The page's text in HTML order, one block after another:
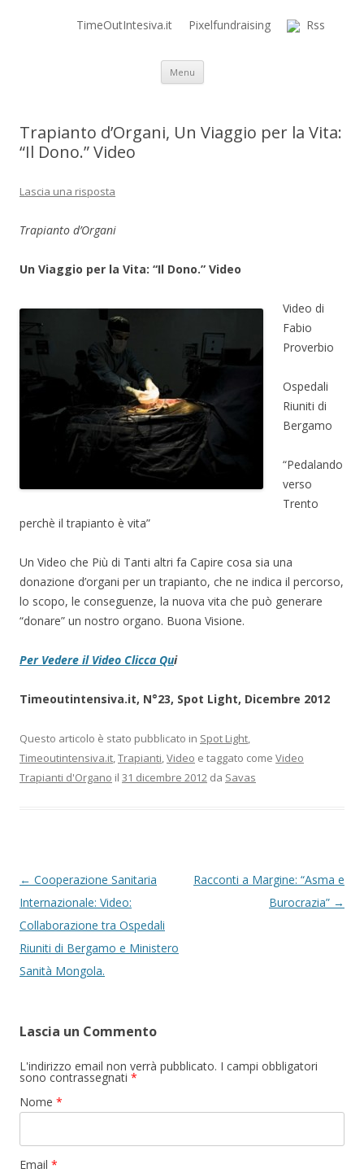
Time Out Intensiva Blog
il tempo e la memoria in terapia intensiva
TimeOutIntesiva.it Pixelfundraising Rss
Menu Vai al contenuto
Trapianto d’Organi, Un Viaggio per la Vita:
“Il Dono.” Video
Lascia una risposta
Trapianto d’Organi
Un Viaggio per la Vita: “Il Dono.” Video
Video di
Fabio
Proverbio
Ospedali
Riuniti di
Bergamo
“Pedalando
verso
Trento
perchè il trapianto è vita”
Un Video che Più di Tanti altri fa Capire cosa sia una
donazione d’organi per un trapianto, che ne indica il percorso,
lo scopo, le conseguenze, la nuova vita che può generare
“donare” un nostro organo. Buona Visione.
Per Vedere il Video Clicca Qui
Timeoutintensiva.it, N°23, Spot Light, Dicembre 2012
Questo articolo è stato pubblicato in Spot Light,
Timeoutintensiva.it,Trapianti,Video e taggato come Video
Trapianti d'Organo il 31 dicembre 2012 da Savas
Navigazione articolo
← Cooperazione Sanitaria
Internazionale: Video:
Collaborazione tra Ospedali
Riuniti di Bergamo e Ministero
Sanità Mongola.
Racconti a Margine: “Asma e
Burocrazia” →
Lascia un Commento
L'indirizzo email non verrà pubblicato. I campi obbligatori
sono contrassegnati *
Nome *
Email *